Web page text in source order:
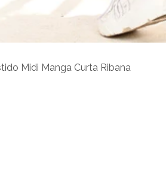
Midi Manga Curta Ribana